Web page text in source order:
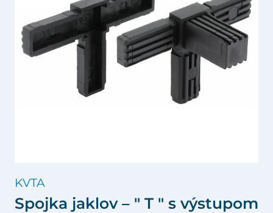
KVTA
Spojka jaklov – " T " s výstupom